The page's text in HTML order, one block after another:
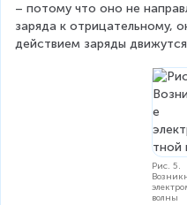
p
ri
m
– потому что оно не
заряда к отрицательному,
действием заряды движутся
Рис. 5.
волны